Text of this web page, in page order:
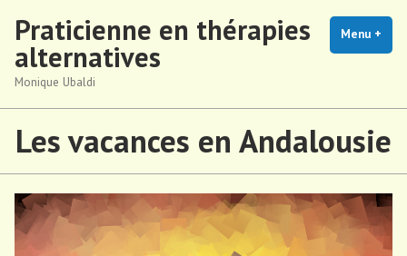
contenu
Praticienne en thérapies
alternatives
Monique Ubaldi
Menu +
Les vacances en Andalousie